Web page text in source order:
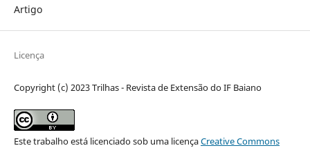
Artigo
Licença
Copyright (c) 2023 Trilhas - Revista de Extensão do IF Baiano
Este trabalho está licenciado sob uma licençaCreative Commons